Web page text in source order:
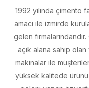
gelen
açık alana sahip
makinalar ile
yüksek kalitede
geleni yapan özverfi
desteklemektedir.